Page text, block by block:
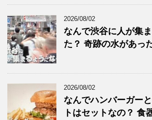
2026/08/02
なんで渋谷に人が集
た？ 奇跡の水があっ
2026/08/02
なんでハンバーガー
トはセットなの？ 食